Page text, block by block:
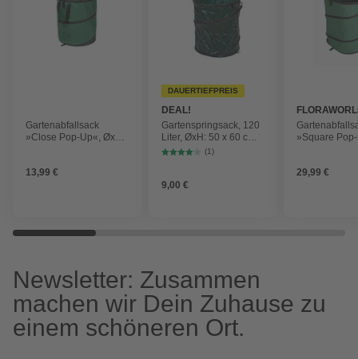
Gartenabfallsack
»Close Pop-Up«, ØxH:
grün
13,99 €
DAUERTIEFPREIS
DEAL!
Gartenspringsack, 120
Liter, ØxH: 50 x 60 cm,
schwarz
(1)
9,00 €
»Square
29,99 €
Newsletter: Zusammen
machen wir Dein Zuhause zu
einem schöneren Ort.